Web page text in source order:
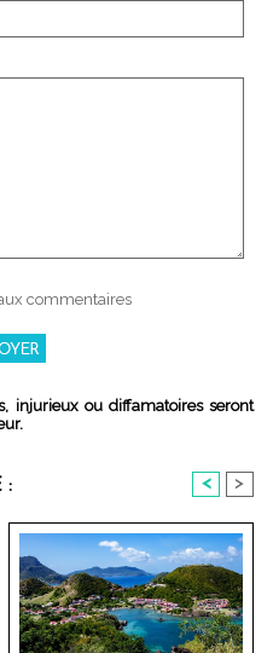
commentaires
injurieux ou diffamatoires seront
: < >